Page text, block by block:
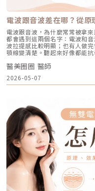
麻藥嗎？A：疼痛度極低，多
AviClear 搭載了專利的「
前、中、後都會持續為肌膚表
涼涼的，伴隨輕微的溫熱感或
手工清粉刺的痛楚，整體舒適
在正在吃口服 A 酸，可以打
般來說，口服 A 酸會讓皮膚變
A 酸至少 1 到 3 個月後，讓皮
安全。Q3：如果我只有局部（
常建議「全臉治療」效果最佳
在發炎，但其他區域的皮脂腺
以達到整體控油、預防其他部
針對正在發炎的嚴重區域特別
幅萎縮皮脂腺，把出油量降到
自我修復機制的，經過數年後
外，極端的壓力、嚴重的賀爾
說，膚況絕對會比治療前穩定
AviClear 作為年度的「控油進
有修復期嗎？該怎麼保養？A
膚最多只會有輕微的泛紅，通
影響日常上班上課。術後的保
實防曬」，並在術後一週內暫
可。對於忙碌的現代人來說，
權，抗痘不再是一場苦戰青春
刻地牽動著個人的自信心與社
難：任憑痘痘反覆肆虐，或是
年新一代抗痘武器AviClear 戰
鏡」或「聚焦透鏡」。這能在
皮層產生「空泡效應（LIOB）
藉此喚醒肌膚的自癒機制，大
周圍的凹陷給「撐」起來。適
想同時改善膚色不均與暗沉的
腫1~3天，幾乎不影響日常生
重度凹洞救星：UP雷射原理：
秒雷射可能不夠力，這時候就
（UltraPulse），它能將能量精
硬化的纖維化疤痕組織，進行
疤、嚴重凹洞型毛孔粗大。效
「破壞力」也強。術後會有明
波 Exion、無限電波 Potenza
雙重優勢。透過極細的微針穿
波熱能。這不僅能刺激膠原蛋
的物理性破壞與電波熱能，還
孔）。適合誰：混合型毛孔（
者、想全面提升膚質緊緻度的
表皮的熱傷害極小，退紅快（
化」有非常亮眼的表現。5. 物
理：透過儀器上極細微的針頭
道。這種「微破壞」能直接啟
彈力蛋白增生。更棒的是，這
華（如生長因子、高濃度玻尿
群：老化型毛孔、淺層凹洞型
為敏感、希望降低反黑風險的
甚至讓斑點反覆出現。也因為
得「效果不一定穩定」。要真
準、穩定地處理不同深度的黑
光雷射？從技術重新理解除斑
基礎，並結合 AI 影像分析的智
KFDA 與台灣 TFDA 核可。它
也更符合亞洲膚質對低熱傷害
辨識斑點的深度與分布，使能
Reepot 搭載超低溫冷卻機制，
紅腫與熱刺激。其能量原理以
熱破壞，因此對周邊組織更溫
式，提升為更可控、恢復期更
斑更精準、安全、穩定在眾多
術，不只是把能量打在斑點上
題。AutoDerm 智慧影像分析
每一處斑點的分布、深度與範
過影像資訊調整能量，讓治療
或分布不規則的人來說，這項
保護除斑過程中最令人擔心的
皮，甚至反黑。CPTL 的作用
低溫狀態，避免熱能向周圍擴
適，也能減少後續的發炎反應
技術在 532 奈米波長下，
械式的震動作用使色素顆粒鬆
同時保護真皮層的血管結構，
也降低出現過度刺激或色素反
Reepot 不只是單純「把斑點打
電波跟音波差在哪？從
電波跟音波，為什麼常常被拿
都會遇到這兩個名字：電波和
波拉提感比較明顯；也有人做
顎線變清楚。聽起來好像都能
電波和音波最大的差別，不是
同、作用的層次不同，適合處
改善皮膚的鬆、細紋、膚質與
下顎線與深層支撐。 例如：如
理牆面，讓表面變得更平整、
拉提使用的是 RF 射頻能量。
射頻能量在皮膚組織中產生熱
蛋白新生與重組。很多人一聽
點，而是讓一段皮膚組織被均
就像鬆掉的彈力網被重新收緊
常見的效果感受包括：皮膚變
改善、膚質變得比較平滑。也
善」，所以如果困擾的是臉看
不夠緊實，電波通常會是可以
變成另一張臉。效果通常會分
感，後續則會隨著膠原蛋白慢
點在聚焦超音波與深層拉提音
稱包含 HIFU、MFU 或 MFU-V
醫美圈圈 醫師
2026-05-07